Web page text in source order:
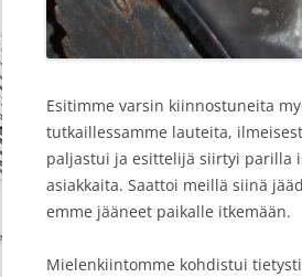
Esitimme varsin kiinnostuneita
tutkaillessamme lauteita,
paljastui ja esittelijä siirtyi parilla
asiakkaita. Saattoi meillä siinä
emme jääneet paikalle itkemään.
Mielenkiintomme kohdistui